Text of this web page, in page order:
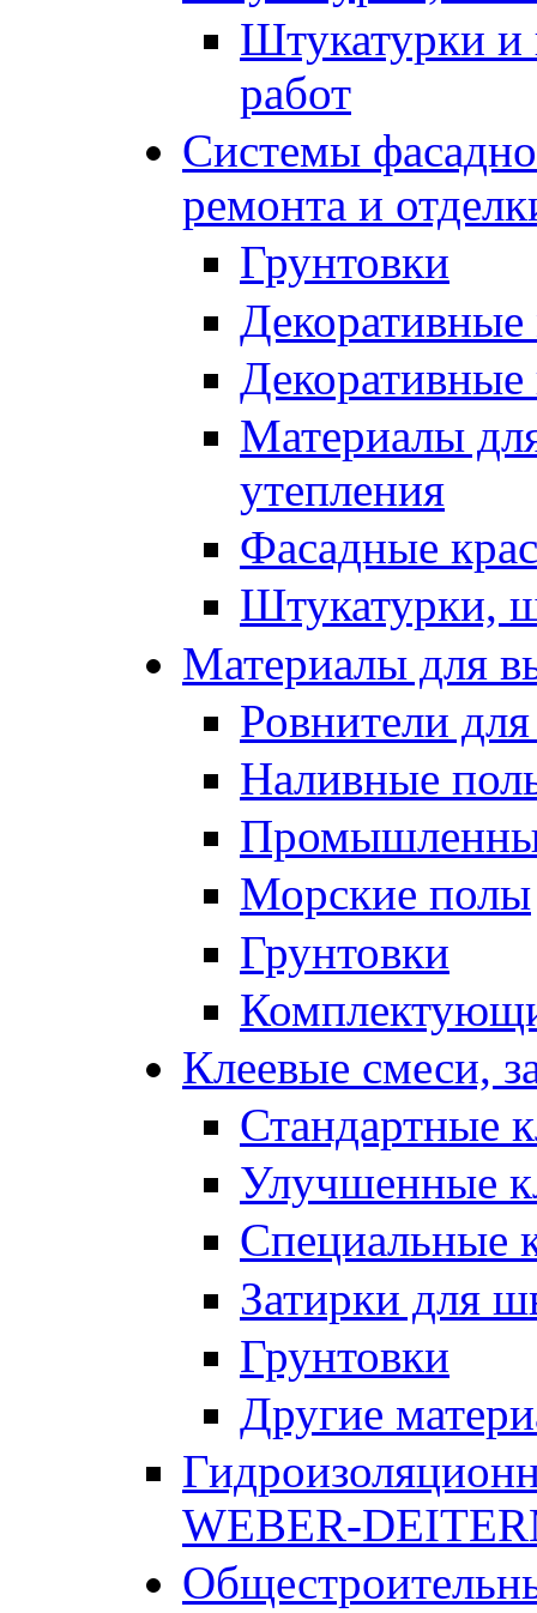
Штукатурки и
работ
Системы
ремонта и
Грунтовки
Материалы
утепления
Фасадные
Штукатурки,
Материалы для
Ровнители
Наливные
Морские полы
Грунтовки
Клеевые смеси,
Стандартные
Улучшенные
Специальные
Затирки для
Грунтовки
Другие
WEBER-